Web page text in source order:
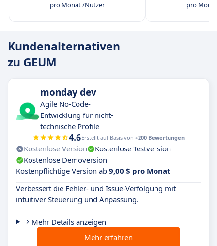
pro Monat /Nutzer pro
Kundenalternativen
zu GEUM
monday dev
Agile No-Code-
Entwicklung für nicht-
technische Profile
4.6Erstellt auf Basis von +200 Bewertungen
Kostenlose Version
Kostenlose Testversion
Kostenlose Demoversion
Kostenpflichtige Version ab 9,00 $ pro Monat
Verbessert die Fehler- und Issue-Verfolgung mit
intuitiver Steuerung und Anpassung.
Mehr Details anzeigen
Mehr erfahren